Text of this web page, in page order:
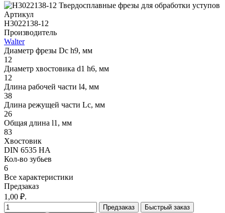
Артикул
H3022138-12
Производитель
Walter
Диаметр фрезы Dc h9, мм
12
Диаметр хвостовика d1 h6, мм
12
Длина рабочей части l4, мм
38
Длина режущей части Lc, мм
26
Общая длина l1, мм
83
Хвостовик
DIN 6535 HA
Кол-во зубьев
6
Все характеристики
Предзаказ
1,00 ₽.
Предзаказ
Быстрый заказ